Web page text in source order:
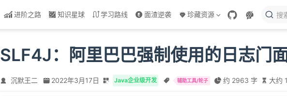
进阶之路 知识星球 学习路线 面渣逆袭 珍藏资源 搜
SLF4J：阿里巴巴强制使用的日志门
沉默王二 2022年3月17日 Java企业级开发 辅助工具/轮子 约 2963 字 大约